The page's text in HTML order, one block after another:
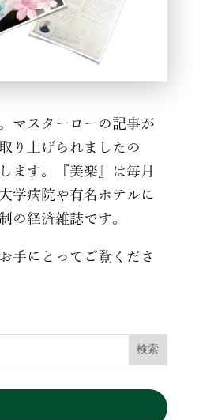
マスターローの記事が
り上げられましたの
ます。『美楽』は毎月
学病院や有名ホテルに
の経済雑誌です。
手にとってご覧くださ